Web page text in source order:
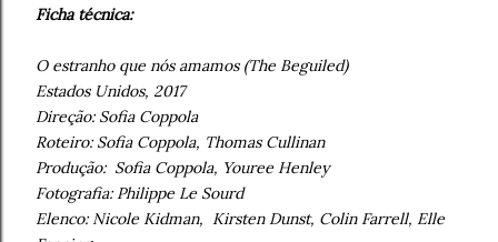
Ficha técnica:
O estranho que nós amamos (The Beguiled)
Estados Unidos, 2017
Direção: Sofia Coppola
Roteiro: Sofia Coppola, Thomas Cullinan
Produção: Sofia Coppola, Youree Henley
Fotografia: Philippe Le Sourd
Elenco: Nicole Kidman, Kirsten Dunst, Colin Farrell, Elle